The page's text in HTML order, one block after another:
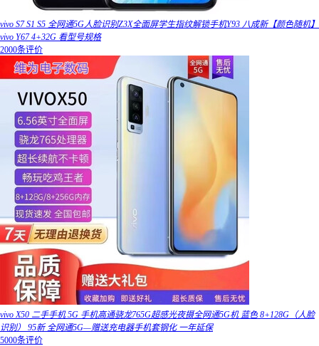
vivo S7 S1 S5 全网通5G人脸识别Z3X全面屏学生指纹解锁手机Y93 八成新【颜色随机】
vivo Y67 4+32G 看型号规格
2000条评价
vivo X50 二手手机 5G 手机高通骁龙765G超感光夜摄全网通5G机 蓝色 8+128G（人脸
识别） 95新 全网通5G—赠送充电器手机套钢化 一年延保
5000条评价